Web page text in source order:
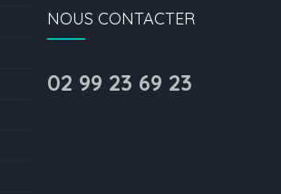
NOUS CONTACTER
02 99 23 69 23